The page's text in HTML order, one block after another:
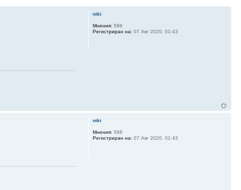
niki
Мнения: 588
Регистриран на: 07 Авг 2020, 01:43
niki
Мнения: 588
Регистриран на: 07 Авг 2020, 01:43